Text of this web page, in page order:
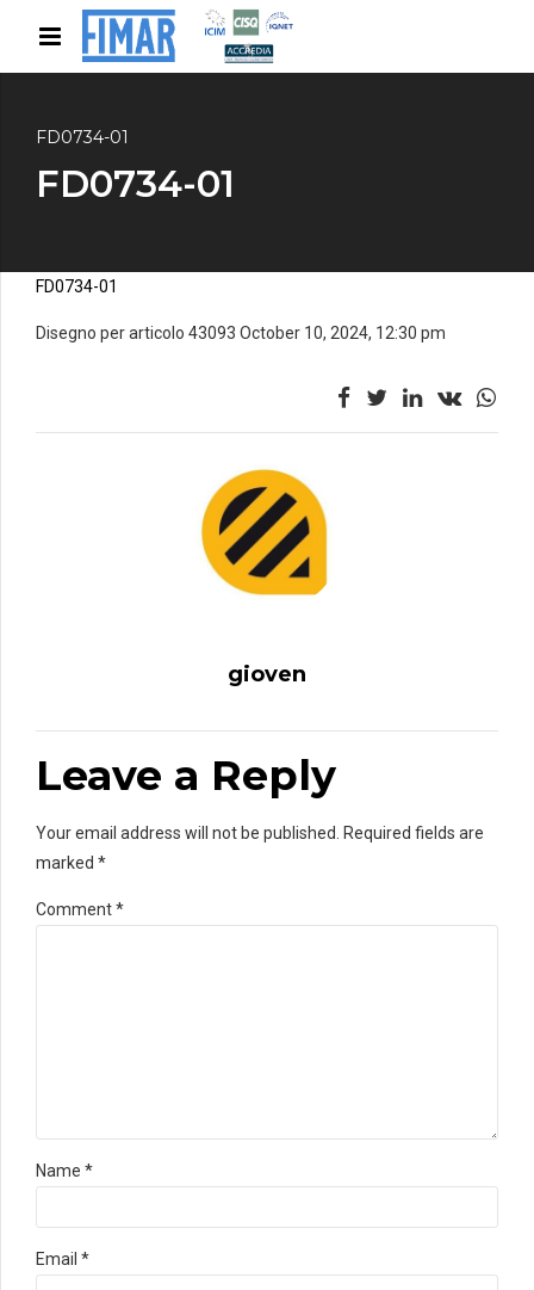
FD0734-01
FD0734-01
FD0734-01
Disegno per articolo 43093 October 10, 2024, 12:30 pm
gioven
Leave a Reply
Your email address will not be published. Required fields are
marked *
Comment*
Name *
Email *